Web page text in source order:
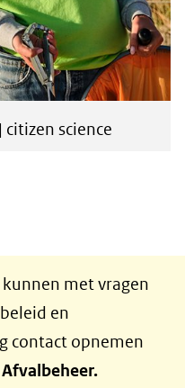
science
met vragen
en
contact opnemen